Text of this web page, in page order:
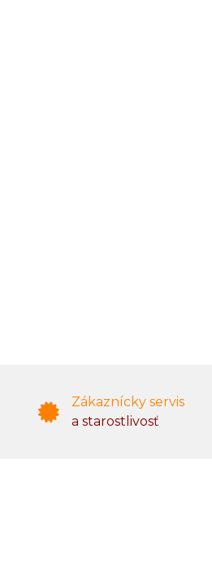
Zákaznícky servis
a starostlivosť